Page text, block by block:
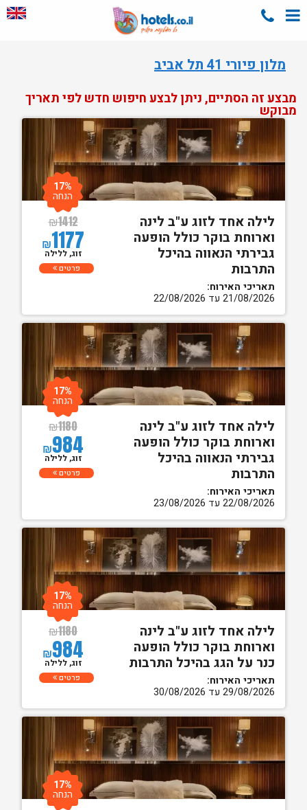
מלון פיורי 41 תל אביב
מבצע זה הסתיים, ניתן לבצע חיפוש חדש לפי תאריך
מבוקש
לילה אחד לזוג ע"ב לינה
וארוחת בוקר כולל הופעה
גבירתי הנאווה בהיכל
התרבות
תאריכי האירוח:
21/08/2026 עד 22/08/2026
₪1412
₪1177
17%
הנחה
זוג, ללילה
פרטים
לילה אחד לזוג ע"ב לינה
וארוחת בוקר כולל הופעה
גבירתי הנאווה בהיכל
התרבות
תאריכי האירוח:
22/08/2026 עד 23/08/2026
₪1180
₪984
17%
הנחה
זוג, ללילה
פרטים
לילה אחד לזוג ע"ב לינה
וארוחת בוקר כולל הופעה
כנר על הגג בהיכל התרבות
תאריכי האירוח:
29/08/2026 עד 30/08/2026
₪1180
₪984
17%
הנחה
זוג, ללילה
פרטים
17%
הנחה